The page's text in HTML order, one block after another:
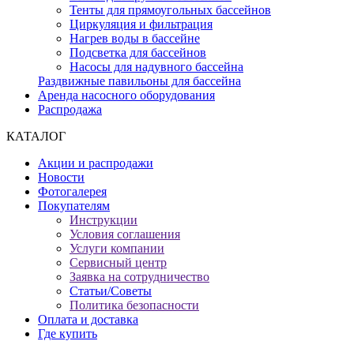
Тенты для прямоугольных бассейнов
Циркуляция и фильтрация
Нагрев воды в бассейне
Подсветка для бассейнов
Насосы для надувного бассейна
Раздвижные павильоны для бассейна
Аренда насосного оборудования
Распродажа
КАТАЛОГ
Акции и распродажи
Новости
Фотогалерея
Покупателям
Инструкции
Условия соглашения
Услуги компании
Сервисный центр
Заявка на сотрудничество
Статьи/Советы
Политика безопасности
Оплата и доставка
Где купить